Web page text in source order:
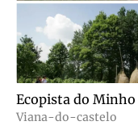
Ecopista do Minho
Viana-do-castelo